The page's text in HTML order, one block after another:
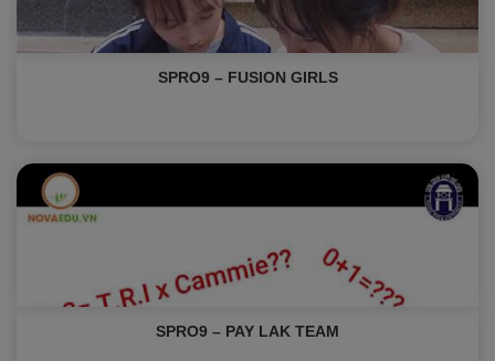
SPRO9 – FUSION GIRLS
SPRO9 – PAY LAK TEAM